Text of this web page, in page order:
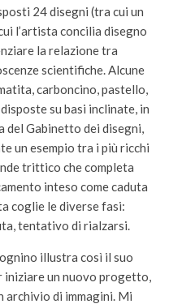
24 disegni (tra cui un
l’artista concilia disegno
la relazione tra
scientifiche. Alcune
carboncino, pastello,
su basi inclinate, in
del Gabinetto dei disegni,
un esempio tra i più ricchi
trittico che completa
inteso come caduta
coglie le diverse fasi:
tentativo di rialzarsi.
illustra così il suo
iniziare un nuovo progetto,
archivio di immagini. Mi